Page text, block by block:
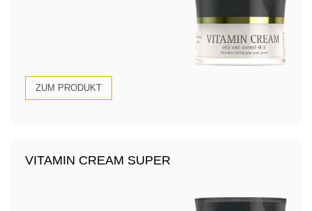
ZUM PRODUKT
VITAMIN CREAM SUPER